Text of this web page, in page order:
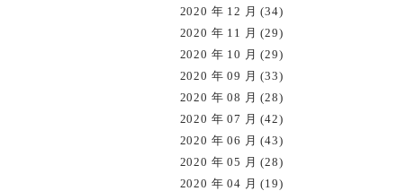
2020 年 12 月 (34)
2020 年 11 月 (29)
2020 年 10 月 (29)
2020 年 09 月 (33)
2020 年 08 月 (28)
2020 年 07 月 (42)
2020 年 06 月 (43)
2020 年 05 月 (28)
2020 年 04 月 (19)